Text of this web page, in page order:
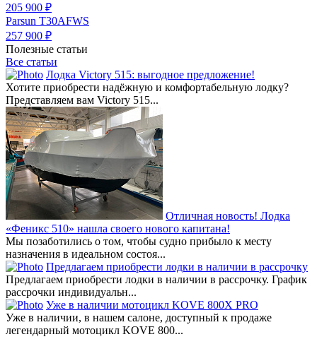
205 900 ₽
Parsun T30AFWS
257 900 ₽
Полезные статьи
Все статьи
Лодка Victory 515: выгодное предложение!
Хотите приобрести надёжную и комфортабельную лодку?
Представляем вам Victory 515...
Отличная новость! Лодка
«Феникс 510» нашла своего нового капитана!
Мы позаботились о том, чтобы судно прибыло к месту
назначения в идеальном состоя...
Предлагаем приобрести лодки в наличии в рассрочку
Предлагаем приобрести лодки в наличии в рассрочку. График
рассрочки индивидуальн...
Уже в наличии мотоцикл KOVE 800X PRO
Уже в наличии, в нашем салоне, доступный к продаже
легендарный мотоцикл KOVE 800...